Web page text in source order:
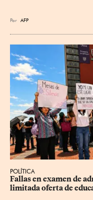
Por AFP
POLÍTICA
Fallas en examen de
limitada oferta de